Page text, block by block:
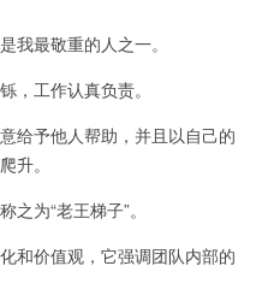
最敬重的人之一。
工作认真负责。
予他人帮助，并且以自己的
升。
为“老王梯子”。
价值观，它强调团队内部的